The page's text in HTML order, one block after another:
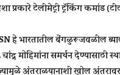
टेलीमेट्री ट्रॅकिंग कमांड
हे भारतातील बेंगळुरूजवळील
चांद्र मोहिमांना समर्थन
अंतराळयानाशी खोल